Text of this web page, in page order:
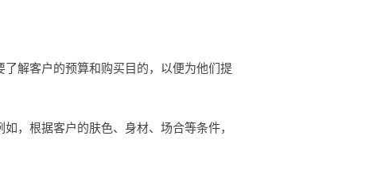
解客户的预算和购买目的，以便为他们提
，根据客户的肤色、身材、场合等条件，